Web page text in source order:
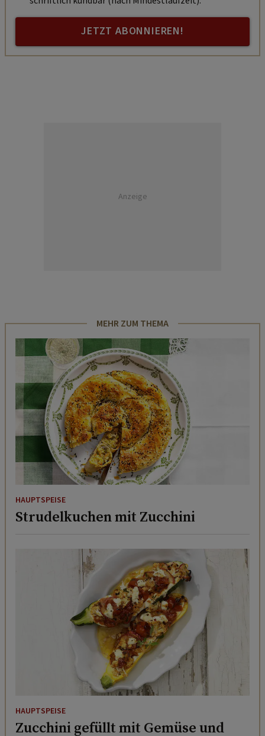
JETZT ABONNIEREN!
Anzeige
MEHR ZUM THEMA
HAUPTSPEISE
Strudelkuchen mit Zucchini
HAUPTSPEISE
Zucchini gefüllt mit Gemüse und